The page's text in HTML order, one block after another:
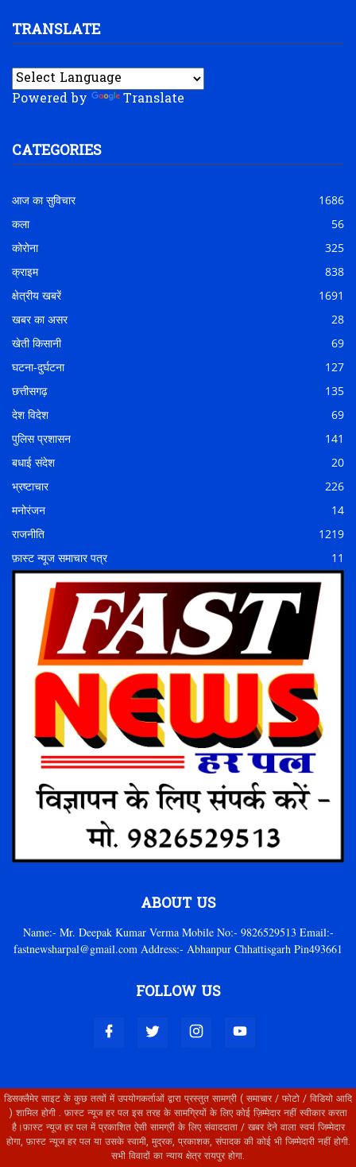
TRANSLATE
Powered by Translate
CATEGORIES
आज का सुविचार
1686
कला
56
कोरोना
325
क्राइम
838
क्षेत्रीय खबरें
1691
खबर का असर
28
खेती किसानी
69
घटना-दुर्घटना
127
छत्तीसगढ़
135
देश विदेश
69
पुलिस प्रशासन
141
बधाई संदेश
20
भ्रष्टाचार
226
मनोरंजन
14
राजनीति
1219
फ़ास्ट न्यूज समाचार पत्र
11
ABOUT US
Name:- Mr. Deepak Kumar Verma Mobile No:- 9826529513 Email:-
fastnewsharpal@gmail.com Address:- Abhanpur Chhattisgarh Pin493661
FOLLOW US
डिसक्लैमेर साइट के कुछ तत्वों में उपयोगकर्ताओं द्वारा प्रस्तुत सामग्री ( समाचार / फोटो / विडियो आदि
) शामिल होगी . फ़ास्ट न्यूज हर पल इस तरह के सामग्रियों के लिए कोई ज़िम्मेदार नहीं स्वीकार करता
है।फ़ास्ट न्यूज हर पल में प्रकाशित ऐसी सामग्री के लिए संवाददाता / खबर देने वाला स्वयं जिम्मेदार
होगा, फ़ास्ट न्यूज हर पल या उसके स्वामी, मुद्रक, प्रकाशक, संपादक की कोई भी जिम्मेदारी नहीं होगी.
सभी विवादों का न्याय क्षेत्र रायपुर होगा.